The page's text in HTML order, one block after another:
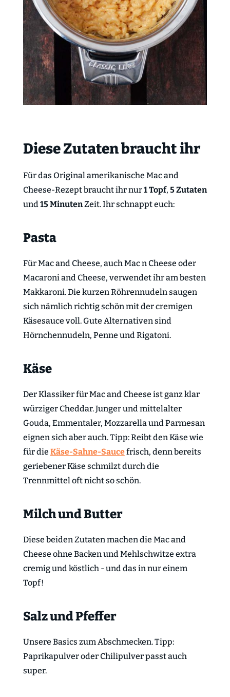
Diese Zutaten braucht ihr
Für das Original amerikanische Mac and
Cheese-Rezept braucht ihr nur1 Topf, 5 Zutaten
und15 MinutenZeit. Ihr schnappt euch:
Pasta
Für Mac and Cheese, auch Mac n Cheese oder
Macaroni and Cheese, verwendet ihr am besten
Makkaroni. Die kurzen Röhrennudeln saugen
sich nämlich richtig schön mit der cremigen
Käsesauce voll. Gute Alternativen sind
Hörnchennudeln, Penne und Rigatoni.
Käse
Der Klassiker für Mac and Cheese ist ganz klar
würziger Cheddar. Junger und mittelalter
Gouda, Emmentaler, Mozzarella und Parmesan
eignen sich aber auch. Tipp: Reibt den Käse wie
für die Käse-Sahne-Saucefrisch, denn bereits
geriebener Käse schmilzt durch die
Trennmittel oft nicht so schön.
Milch und Butter
Diese beiden Zutaten machen die Mac and
Cheese ohne Backen und Mehlschwitze extra
cremig und köstlich - und das in nur einem
Topf!
Salz und Pfeffer
Unsere Basics zum Abschmecken. Tipp:
Paprikapulver oder Chilipulver passt auch
super.